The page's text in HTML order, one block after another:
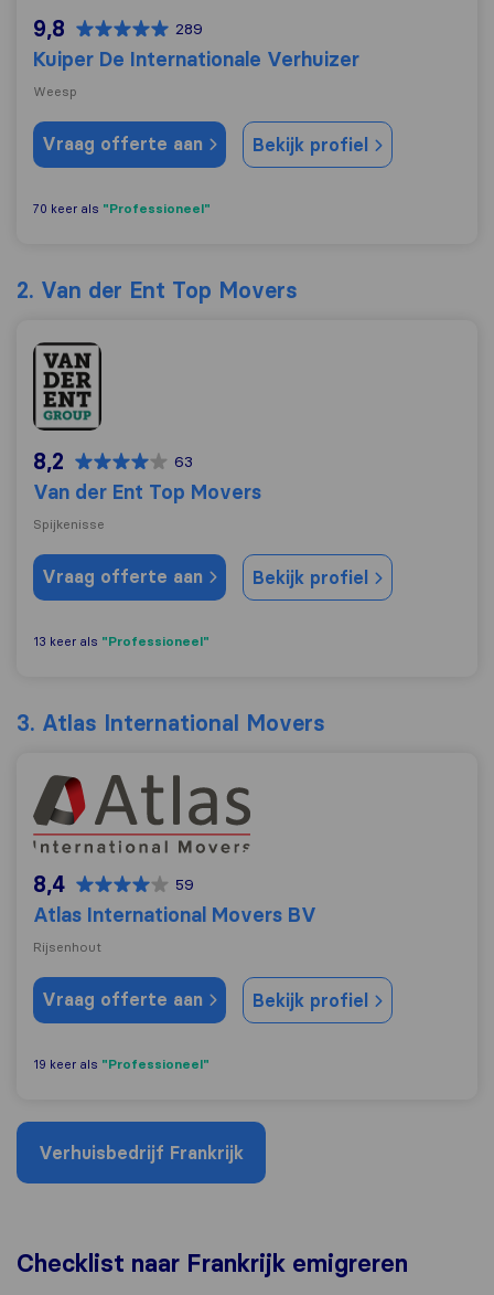
9,8 289
Kuiper De Internationale Verhuizer
Weesp
Vraag offerte aan Bekijk profiel
70 keer als "Professioneel"
2. Van der Ent Top Movers
Van der Ent Top Movers
8,2 63
Van der Ent Top Movers
Spijkenisse
Vraag offerte aan Bekijk profiel
13 keer als "Professioneel"
3. Atlas International Movers
Atlas International Movers BV
8,4 59
Atlas International Movers BV
Rijsenhout
Vraag offerte aan Bekijk profiel
19 keer als "Professioneel"
Verhuisbedrijf Frankrijk
Checklist naar Frankrijk emigreren